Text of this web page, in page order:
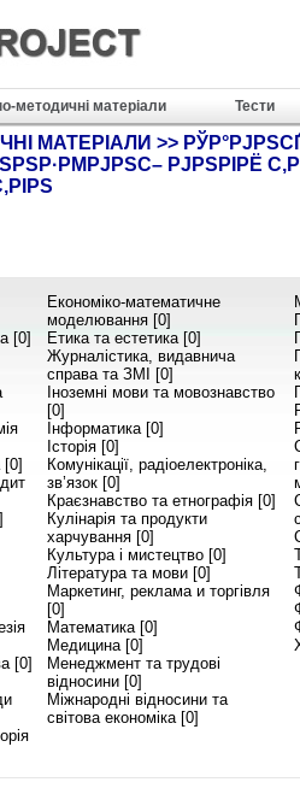
методичні матеріали Тести
МАТЕРІАЛИ >>
РЈРЅРІРЁ
[0]
[0]
[0]
Економіко-математичне
моделювання [0]
Етика та естетика [0]
Журналістика, видавнича
справа та ЗМІ [0]
Іноземні мови та мовознавство
[0]
Інформатика [0]
Історія [0]
Комунікації, радіоелектроніка,
зв’язок [0]
Краєзнавство та етнографія [0]
Кулінарія та продукти
харчування [0]
Культура і мистецтво [0]
Література та мови [0]
Маркетинг, реклама и торгівля
[0]
Математика [0]
Медицина [0]
Менеджмент та трудові
відносини [0]
Міжнародні відносини та
світова економіка [0]